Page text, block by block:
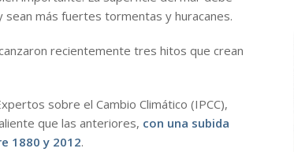
más fuertes tormentas y huracanes.
recientemente tres hitos que crean
sobre el Cambio Climático (IPCC),
que las anteriores, con una subida
1880 y 2012.